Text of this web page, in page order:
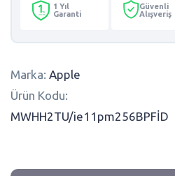
1 Yıl
Garanti
Güvenli
Alışveriş
Marka: Apple
Ürün Kodu:
MWHH2TU/ie11pm256BPFİD